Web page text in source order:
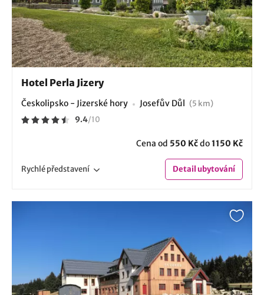
Hotel Perla Jizery
Českolipsko - Jizerské hory Josefův Důl
(5 km)
9.4/10
Cena od 550 Kčdo1150 Kč
Rychlépředstavení Detailubytování